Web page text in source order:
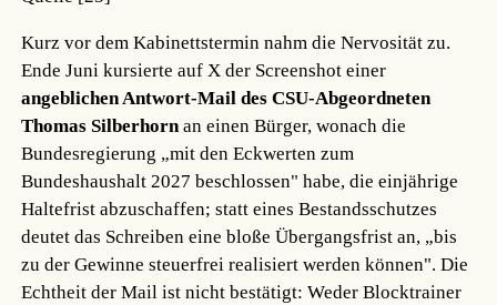
Kurz vor dem Kabinettstermin nahm die Nervosität zu.
Ende Juni kursierte auf X der Screenshot einer
angeblichen Antwort-Mail des CSU-Abgeordneten
Thomas Silberhornan einen Bürger, wonach die
Bundesregierung „mit den Eckwerten zum
Bundeshaushalt 2027 beschlossen" habe, die einjährige
Haltefrist abzuschaffen; statt eines Bestandsschutzes
deutet das Schreiben eine bloße Übergangsfrist an, „bis
zu der Gewinne steuerfrei realisiert werden können". Die
Echtheit der Mail ist nicht bestätigt: Weder Blocktrainer